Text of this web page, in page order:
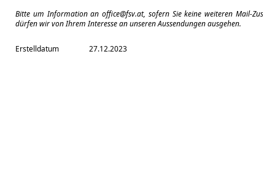
Bitte um Information an office@fsv.at, sofern Sie keine weiteren Mail-
dürfen wir von Ihrem Interesse an unseren Aussendungen ausgehen.
Erstelldatum 27.12.2023